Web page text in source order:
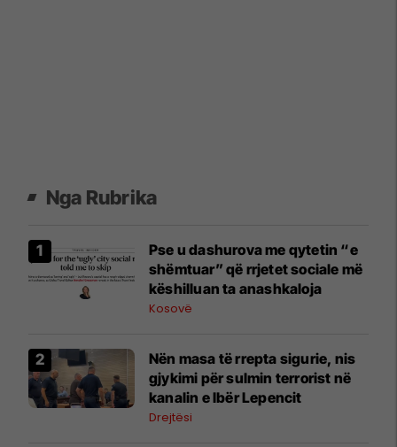
Nga Rubrika
Pse u dashurova me qytetin “e
shëmtuar” që rrjetet sociale më
këshilluan ta anashkaloja
Kosovë
Nën masa të rrepta sigurie, nis
gjykimi për sulmin terrorist në
kanalin e Ibër Lepencit
Drejtësi